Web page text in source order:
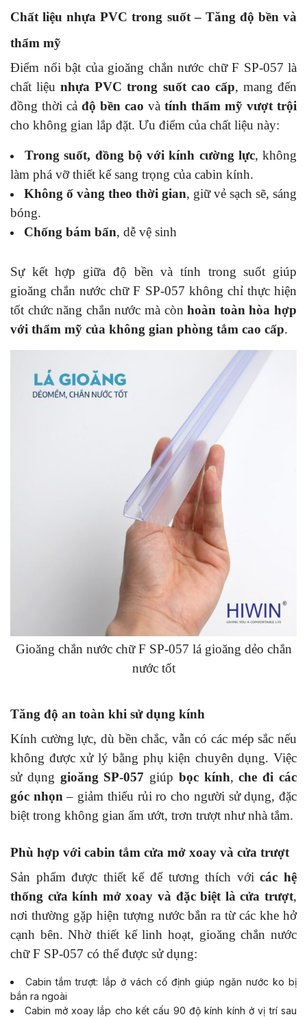
Chất liệu nhựa PVC trong suốt – Tăng độ bền và
thẩm mỹ
Điểm nổi bật của gioăng chắn nước chữ F SP-057 là
chất liệunhựa PVC trong suốt cao cấp, mang đến
đồng thời cả độ bền cao và tính thẩm mỹ vượt trội
cho không gian lắp đặt. Ưu điểm của chất liệu này:
Trong suốt, đồng bộ với kính cường lực, không
làm phá vỡ thiết kế sang trọng của cabin kính.
Không ố vàng theo thời gian, giữ vẻ sạch sẽ, sáng
bóng.
Chống bám bẩn, dễ vệ sinh
Sự kết hợp giữa độ bền và tính trong suốt giúp
gioăng chắn nước chữ F SP-057 không chỉ thực hiện
tốt chức năng chắn nước mà cònhoàn toàn hòa hợp
với thẩm mỹ của không gian phòng tắm cao cấp.
Gioăng chắn nước chữ F SP-057 lá gioăng dẻo chắn
nước tốt
Tăng độ an toàn khi sử dụng kính
Kính cường lực, dù bền chắc, vẫn có các mép sắc nếu
không được xử lý bằng phụ kiện chuyên dụng. Việc
sử dụng gioăng SP-057 giúp bọc kính,che đi các
góc nhọn – giảm thiểu rủi ro cho người sử dụng, đặc
biệt trong không gian ẩm ướt, trơn trượt như nhà tắm.
Phù hợp với cabin tắm cửa mở xoay và cửa trượt
Sản phẩm được thiết kế để tương thích vớicác hệ
thống cửa kính mở xoay và đặc biệt là cửa trượt,
nơi thường gặp hiện tượng nước bắn ra từ các khe hở
cạnh bên. Nhờ thiết kế linh hoạt, gioăng chắn nước
chữ F SP-057 có thể được sử dụng:
Cabin tắm trượt: lắp ở vách cố định giúp ngăn nước ko bị
bắn ra ngoài
Cabin mở xoay lắp cho kết cấu 90 độ kính kính ở vị trí sau